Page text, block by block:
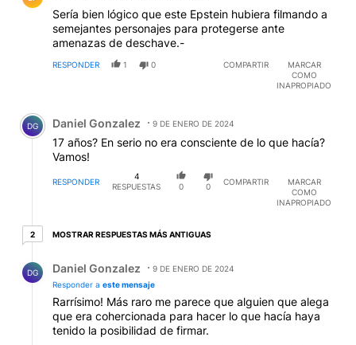
Sería bien lógico que este Epstein hubiera filmando a
semejantes personajes para protegerse ante
amenazas de deschave.-
RESPONDER 1 0 COMPARTIR
MARCAR
COMO
INAPROPIADO
Comentario de Daniel Gonzalez.
DG Daniel Gonzalez 9 DE ENERO DE 2024
17 años? En serio no era consciente de lo que hacía?
Vamos!
RESPONDER
4
RESPUESTAS
0 0
COMPARTIR
MARCAR
COMO
INAPROPIADO
22 respuestas más antiguas
MOSTRAR RESPUESTAS MÁS ANTIGUAS
DG Daniel Gonzalez
9 DE ENERO DE 2024
Responder a este mensaje
Rarrísimo! Más raro me parece que alguien que alega
que era cohercionada para hacer lo que hacía haya
tenido la posibilidad de firmar.